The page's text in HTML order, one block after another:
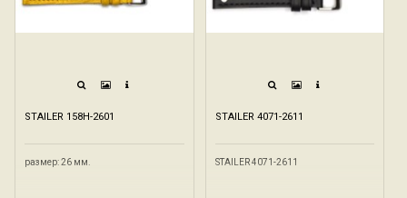
STAILER 158H-2601
размер: 26 мм.
STAILER 4071-2611
STAILER 4071-2611